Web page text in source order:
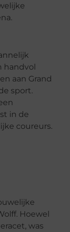
handvol
aan Grand
sport.
in de
coureurs.
Hoewel
was